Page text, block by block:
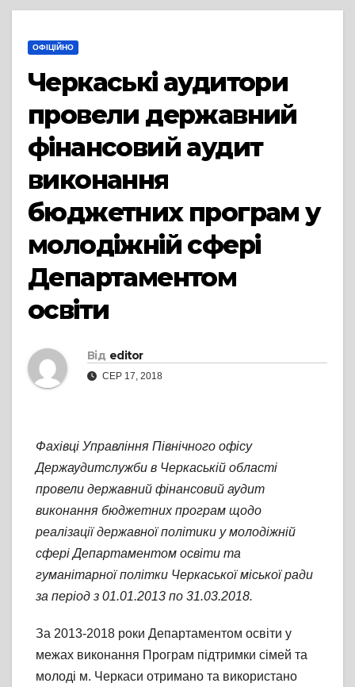
ОФІЦІЙНО
Черкаські аудитори
провели державний
фінансовий аудит
виконання
бюджетних програм у
молодіжній сфері
Департаментом
освіти
Від editor
СЕР 17, 2018
Фахівці Управління Північного офісу
Держаудитслужби в Черкаській області
провели державний фінансовий аудит
виконання бюджетних програм щодо
реалізації державної політики у молодіжній
сфері Департаментом освіти та
гуманітарної політки Черкаської міської ради
за період з 01.01.2013 по 31.03.2018.
За 2013-2018 роки Департаментом освіти у
межах виконання Програм підтримки сімей та
молоді м. Черкаси отримано та використано